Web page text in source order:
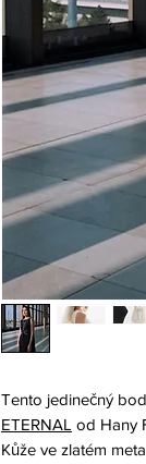
Tento jedinečný
ETERNAL od Hany
Kůže ve zlatém